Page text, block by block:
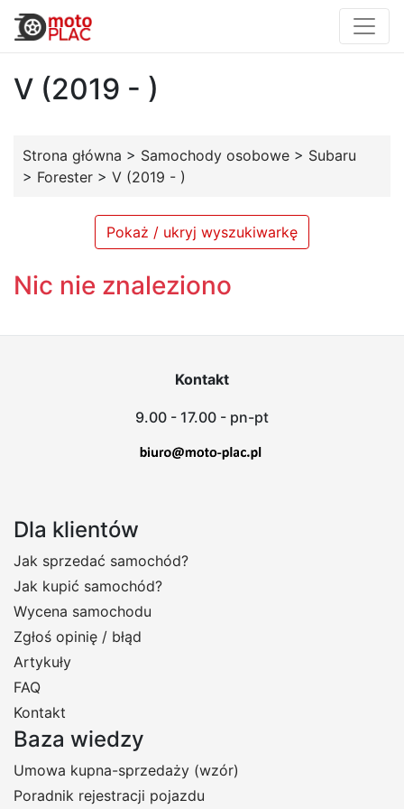
V (2019 - )
Strona główna > Samochody osobowe > Subaru
> Forester > V (2019 - )
Pokaż / ukryj wyszukiwarkę
Nic nie znaleziono
Kontakt
9.00 - 17.00 - pn-pt
Dla klientów
Jak sprzedać samochód?
Jak kupić samochód?
Wycena samochodu
Zgłoś opinię / błąd
Artykuły
FAQ
Kontakt
Baza wiedzy
Umowa kupna-sprzedaży (wzór)
Poradnik rejestracji pojazdu